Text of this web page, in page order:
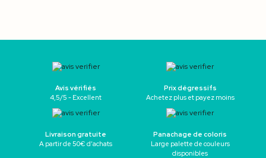
Avis vérifiés
4,5/5 - Excellent
Prix dégressifs
Achetez plus et payez moins
Livraison gratuite
A partir de 50€ d’achats
Panachage de coloris
Large palette de couleurs
disponibles